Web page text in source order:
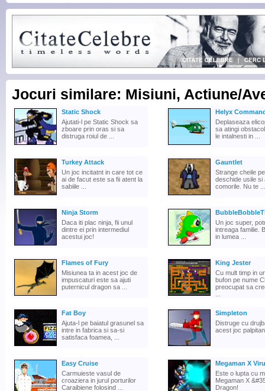
Jocuri similare: Misiuni, Actiune/
Static Shock
Ajutati-l pe Static Shock sa
zboare prin oras si sa
distruga roiul de ...
Helyx
Deplaseaza
sa atingi
le intalnesti in ...
Turkey Attack
Un joc incitatnt in care tot ce
ai de facut este sa fii atent la
sabiile ...
Gauntlet
Strange cheile
deschide usile si
comorile. Nu te ...
Ninja Storm
Daca iti plac ninja, fii unul
dintre ei prin intermediul
acestui joc!
Un joc super,
intreaga familie.
in lumea ...
Flames of Fury
Misiunea ta in acest joc de
impuscaturi este sa ajuti
puternicul dragon sa ...
King Jester
Cu mult timp in
bufon pe nume
preocupat sa
Fat Boy
Ajuta-l pe baiatul grasunel sa
intre in fabrica si sa-si
satisfaca foamea, ...
Simpleton
Distruge cu
acest joc
Easy Cruise
Carmuieste vasul de
croaziera in jurul porturilor
Caraibiene folosind ...
Megaman X
Este o lupta cu
Megaman X
Dragon!